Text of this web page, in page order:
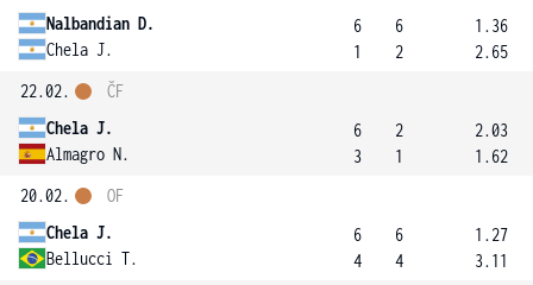
Nalbandian D.
Chela J.
6
1
6
2
1.36
2.65
22.02.
Chela J.
Almagro N.
ČF
6
3
2
1
2.03
1.62
20.02.
Chela J.
Bellucci T.
OF
6
4
6
4
1.27
3.11